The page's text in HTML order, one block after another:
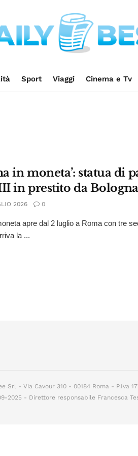
Sport Viaggi Cinema e Tv
in moneta’: statua di
in prestito da Bologna
2026 0
apre dal 2 luglio a Roma con tre
la ...
- Via Cavour 310 - 00184 Roma - P.Iva
2025 - Direttore responsabile Francesca